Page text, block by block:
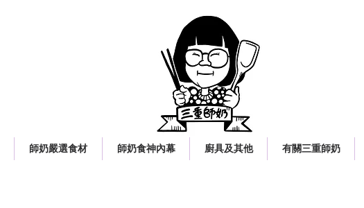
師奶嚴選食材 師奶食神內幕 廚具及其他 有關三重師奶